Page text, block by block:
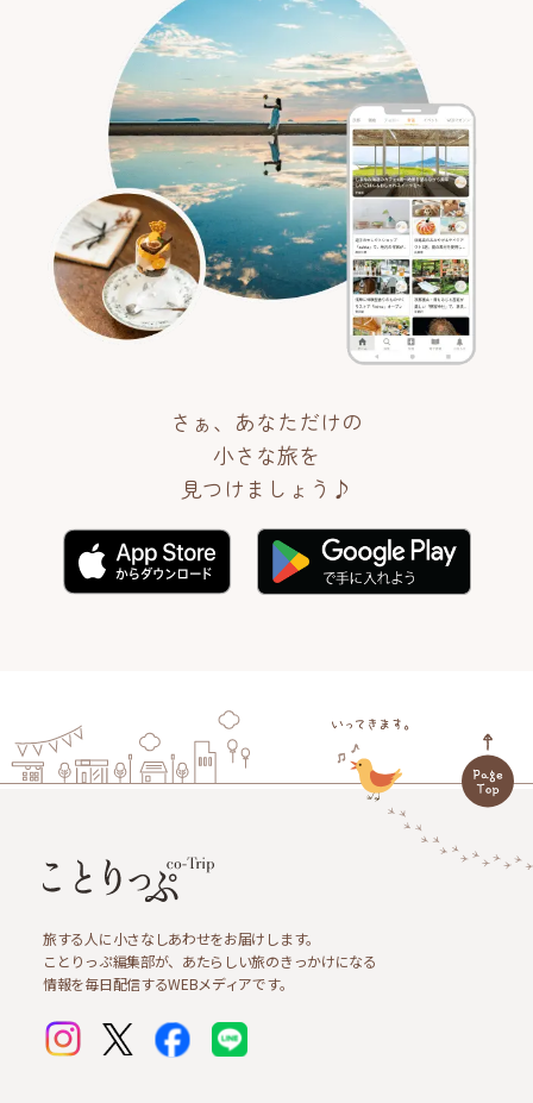
さぁ、あなただけの
小さな旅を
見つけましょう♪
旅する人に小さなしあわせをお届けします。
ことりっぷ編集部が、あたらしい旅のきっかけになる
情報を毎日配信するWEBメディアです。